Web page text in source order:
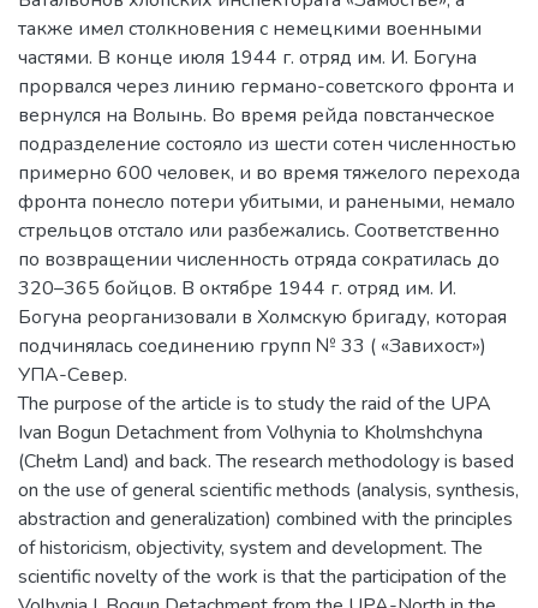
также имел столкновения с немецкими военными
частями. В конце июля 1944 г. отряд им. И. Богуна
прорвался через линию германо-советского фронта и
вернулся на Волынь. Во время рейда повстанческое
подразделение состояло из шести сотен численностью
примерно 600 человек, и во время тяжелого перехода
фронта понесло потери убитыми, и ранеными, немало
стрельцов отстало или разбежались. Соответственно
по возвращении численность отряда сократилась до
320–365 бойцов. В октябре 1944 г. отряд им. И.
Богуна реорганизовали в Холмскую бригаду, которая
подчинялась соединению групп № 33 ( «Завихост»)
УПА-Север.
The purpose of the article is to study the raid of the UPA
Ivan Bogun Detachment from Volhynia to Kholmshchyna
(Сhełm Land) and back. The research methodology is based
on the use of general scientific methods (analysis, synthesis,
abstraction and generalization) combined with the principles
of historicism, objectivity, system and development. The
scientific novelty of the work is that the participation of the